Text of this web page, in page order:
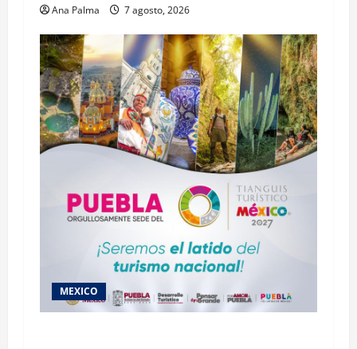
Ana Palma 7 agosto, 2026
MEXICO